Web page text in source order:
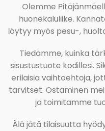
Olemme
huonekaluliike.
löytyy myös pesu-,
Tiedämme, kuinka
sisustustuote kodillesi.
erilaisia vaihtoehtoja,
tarvitset. Ostaminen
ja toimitamme
Älä jätä tilaisuutta